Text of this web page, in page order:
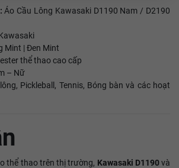
Áo Cầu Lông Kawasaki D1190 Nam / D2190
Mint | Đen Mint
thể thao cao cấp
– Nữ
Pickleball, Tennis, Bóng bàn và các hoạt
thể thao trên thị trường, Kawasaki D1190và